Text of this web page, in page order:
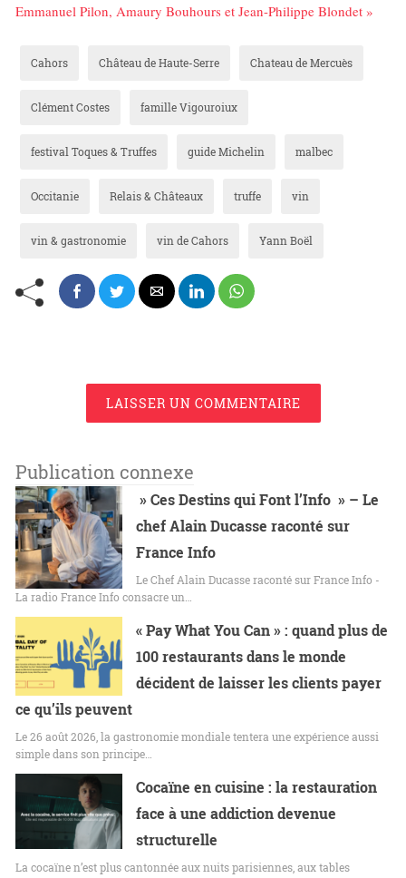
Emmanuel Pilon, Amaury Bouhours et Jean-Philippe Blondet »
Cahors Château de Haute-Serre Chateau de Mercuès
Clément Costes famille Vigouroiux
festival Toques & Truffes guide Michelin malbec
Occitanie Relais & Châteaux truffe vin
vin & gastronomie vin de Cahors Yann Boël
LAISSER UN COMMENTAIRE
Publication connexe
» Ces Destins qui Font l’Info » – Le
chef Alain Ducasse raconté sur
France Info
Le Chef Alain Ducasse raconté sur France Info -
La radio France Info consacre un…
« Pay What You Can » : quand plus de
100 restaurants dans le monde
décident de laisser les clients payer
ce qu’ils peuvent
Le 26 août 2026, la gastronomie mondiale tentera une expérience aussi
simple dans son principe…
Cocaïne en cuisine : la restauration
face à une addiction devenue
structurelle
La cocaïne n’est plus cantonnée aux nuits parisiennes, aux tables